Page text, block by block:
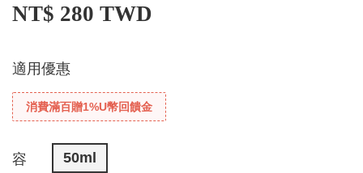
NT$ 280 TWD
適用優惠
消費滿百贈1%U幣回饋金
容
50ml